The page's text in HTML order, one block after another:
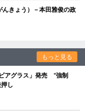
きょう）－本田雅俊の政
もっと見る
アグラス」発売 “強制
し